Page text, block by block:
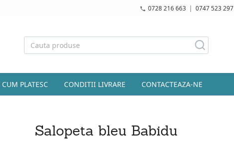
0728 216 663| 0747 523 297
CUM PLATESC CONDITII LIVRARE CONTACTEAZA-NE
Salopeta bleu Babidu